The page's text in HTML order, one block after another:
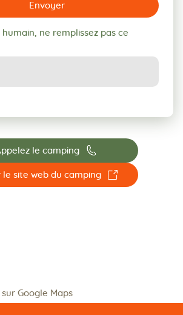
Envoyer
humain, ne remplissez pas ce
le camping 📞
le site web du camping ☐
Google Maps